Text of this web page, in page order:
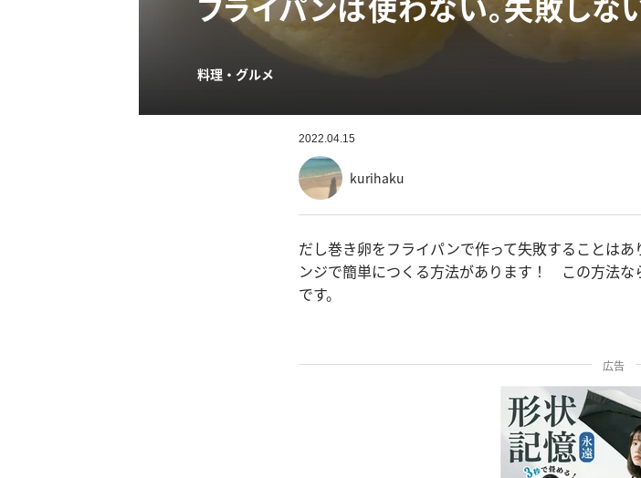
料理・グルメ
2022.04.15
kurihaku
だし巻き卵をフライパンで作って失敗することは
ンジで簡単につくる方法があります！ この方法な
です。
広告